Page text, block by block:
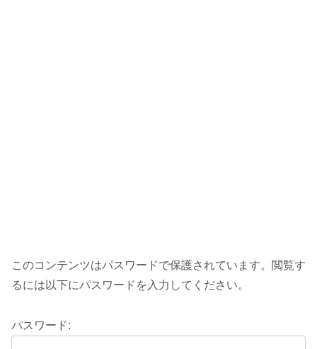
このコンテンツはパスワードで保護されています。閲覧す
るには以下にパスワードを入力してください。
パスワード: